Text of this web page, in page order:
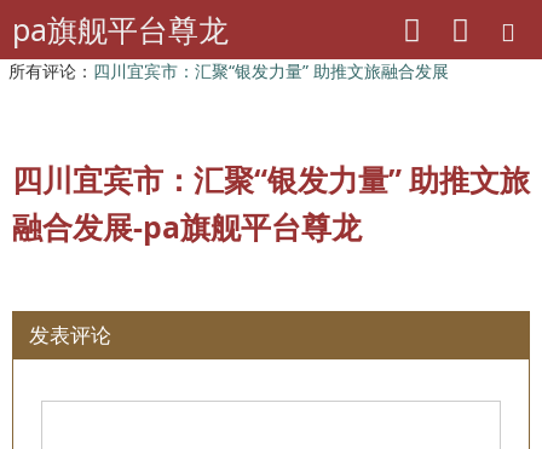
pa旗舰平台尊龙
pa旗舰平台尊龙
老干部工作
所有评论： 四川宜宾市：汇聚“银发力量” 助推文旅融合发展
四川宜宾市：汇聚“银发力量” 助推文旅
融合发展-pa旗舰平台尊龙
发表评论